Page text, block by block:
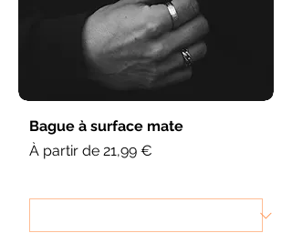
Bague à surface mate
À partir de 21,99 €
Prix promotionnel